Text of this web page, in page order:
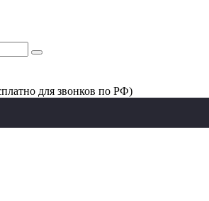
для звонков по РФ)